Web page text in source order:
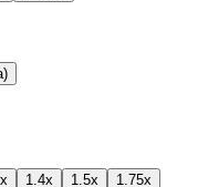
1.4x 1.5x
1.75x